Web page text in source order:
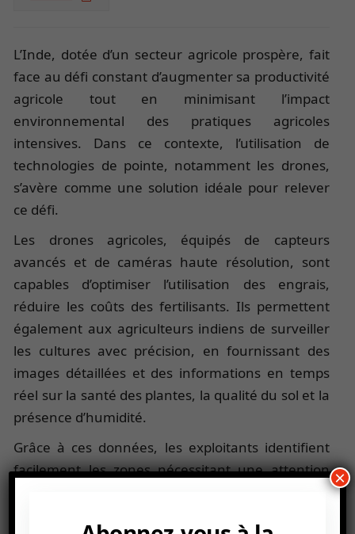
L’Inde, dotée d’un secteur agricole prospère, fait
face au défi constant d’augmenter sa productivité
agricole tout en minimisant l’impact
environnemental des pratiques agricoles
intensives. Dans ce contexte, l’utilisation de
technologies de pointe, notamment les drones,
s’avère comme une solution idéale pour relever
ce défi.
Les drones agricoles, équipés de capteurs
avancés et de caméras haute résolution, sont
capables d’optimiser l’utilisation des engrais,
réduire les coûts des fertilisants. Ils permettent
également aux agriculteurs indiens de surveiller
les cultures avec précision, en fournissant des
images détaillées et des informations en temps
réel sur la santé des plantes, la qualité du sol et la
présence d’humidité.
Grâce à ces données, les exploitants identifient
facilement les zones nécessitant une attention
particulière et procèdent à l’application d’engrais
×